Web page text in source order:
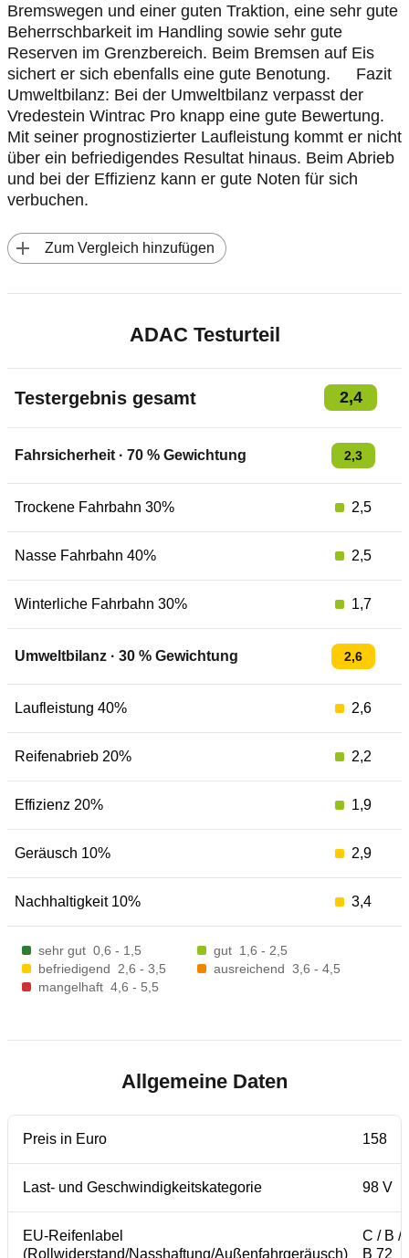
Zum Vergleich hinzufügen
Bremswegen und einer guten Traktion, eine sehr gute
Beherrschbarkeit im Handling sowie sehr gute
Reserven im Grenzbereich. Beim Bremsen auf Eis
sichert er sich ebenfalls eine gute Benotung. Fazit
Umweltbilanz: Bei der Umweltbilanz verpasst der
Vredestein Wintrac Pro knapp eine gute Bewertung.
Mit seiner prognostizierter Laufleistung kommt er nicht
über ein befriedigendes Resultat hinaus. Beim Abrieb
und bei der Effizienz kann er gute Noten für sich
verbuchen.
ADAC Testurteil
Testergebnis gesamt 2,4
Fahrsicherheit · 70 % Gewichtung 2,3
Trockene Fahrbahn 30% 2,5
Nasse Fahrbahn 40% 2,5
Winterliche Fahrbahn 30% 1,7
Umweltbilanz · 30 % Gewichtung 2,6
Laufleistung 40% 2,6
Reifenabrieb 20% 2,2
Effizienz 20% 1,9
Geräusch 10% 2,9
Nachhaltigkeit 10% 3,4
sehr gut 0,6 - 1,5 gut 1,6 - 2,5
befriedigend
2,6 - 3,5 ausreichend 3,6 - 4,5
mangelhaft 4,6 - 5,5
Allgemeine Daten
Preis in Euro 158
Last- und Geschwindigkeitskategorie 98 V
EU-Reifenlabel
(Rollwiderstand/Nasshaftung/Außenfahrgeräusch)
C / B /
B 72